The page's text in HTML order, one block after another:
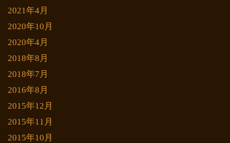
2021年4月
2020年10月
2020年4月
2018年8月
2018年7月
2016年8月
2015年12月
2015年11月
2015年10月